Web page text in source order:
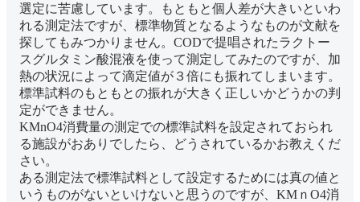
選定に苦慮しています。もともと個人差が大きいといわ
れる測定法ですが、標準物質となるようなものが文献を
探してもみつかりません。CODで提唱されたラクトー
スグルタミン酸混液を使って測定してみたのですが、加
熱の状況によって滴定値が３倍にも振れてしまいます。
標準試料のもともとの振れが大きく正しいかどうかの判
定ができません。
KMnO4消費量の測定での標準試料を設定されておられ
る施設がおありでしたら、どうされているかお教えくだ
さい。
ある測定法で標準試料として設定するためには真の値と
いうものがないといけないと思うのですが、KMｎO4消